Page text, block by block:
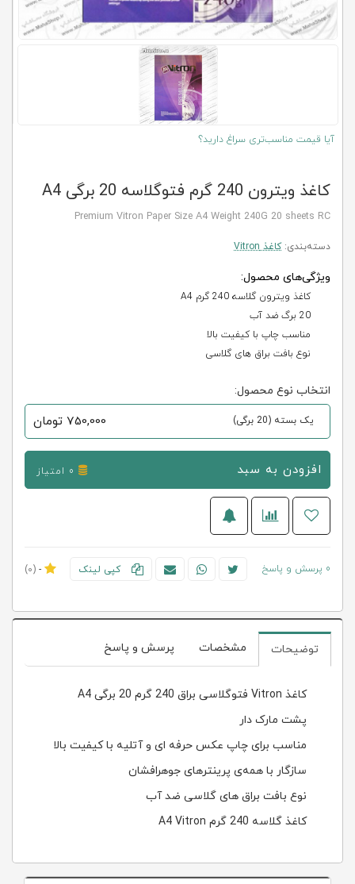
آیا قیمت مناسب‌تری سراغ دارید؟
کاغذ ویترون 240 گرم فتوگلاسه 20 برگی A4
Premium Vitron Paper Size A4 Weight 240G 20 sheets RC
دسته‌بندی:کاغذ Vitron
ویژگی‌های محصول:
کاغذ ویترون گلاسه 240 گرم A4
20 برگ ضد آب
مناسب چاپ با کیفیت بالا
نوع بافت براق های گلاسی
انتخاب نوع محصول:
یک بسته (20 برگی) 750,000 تومان
افزودن به سبد
0 پرسش و پاسخ کپی لینک -
(0)
توضیحات مشخصات پرسش و پاسخ
کاغذ Vitron فتوگلاسی براق 240 گرم 20 برگی A4
پشت مارک دار
مناسب برای چاپ عکس حرفه ای و آتلیه با کیفیت بالا
سازگار با همه‌ی پرینترهای جوهرافشان
نوع بافت براق های گلاسی ضد آب
کاغذ گلاسه 240 گرم A4 Vitron